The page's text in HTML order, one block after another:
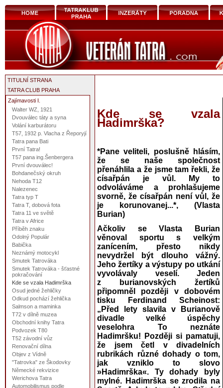
TITULNÍ STRANA
TATRA CLUB PRAHA
Zajímavosti I.
Walter WZ, 1921
Dvouválec táty a syna
Volání karburátoru
T57, 1932 p. Vlacha z Řeporyjí
Tatra pana Bati
První Tatra!
T57 pana ing.Šenbergera
První dvouválec!
Bohdanečský okruh
Nehoda T12
Nalezenec
Tatra typ T
Tatra T, dobová fota
Tatra 11 ve světě
Tatra v Africe
Příběh znaku
Odolný Populár
Babička
Neznámý motocykl
Smutek Tatrováka
Smutek Tatrováka - šťastné
pokračování
Kde se vzala Hadimrška
Osud jedné žehličky
Odkud pochází žehlička
Salmson a maminka
T72 v dílně muzea
Obchodní knihy Tatra
Podvozek T80
T52 závodní vůz
Renovační dílna
Objev z Vídně
"Tatrovka" ze Škodovky
Německé rekvizice
Werichova Tatra
Automobilismus podle
Kde se vzala
Hadimrška?
*Pane veliteli, poslušně hlásím,
že se naše společnost
přenáhlila a že jsme tam řekli, že
císařpán je vůl. My to
odvoláváme a prohlašujeme
svorně, že císařpán není vůl, že
je korunovanej...*, (Vlasta
Burian)
Ačkoliv se Vlasta Burian
věnoval sportu s velkým
zanícením, přesto nikdy
nevydržel být dlouho vážný.
Jeho žertíky a výstupy po utkání
vyvolávaly veselí. Jeden
z burianovských žertíků
připomněl později v dobovém
tisku Ferdinand Scheinost:
„Před lety slavila v Burianově
divadle velké úspěchy
veselohra To neznáte
Hadimršku! Později si pamatuji,
že jsem četl v divadelních
rubrikách různé dohady o tom,
jak vzniklo to slovo
»Hadimrška«. Ty dohady byly
mylné. Hadimrška se zrodila na